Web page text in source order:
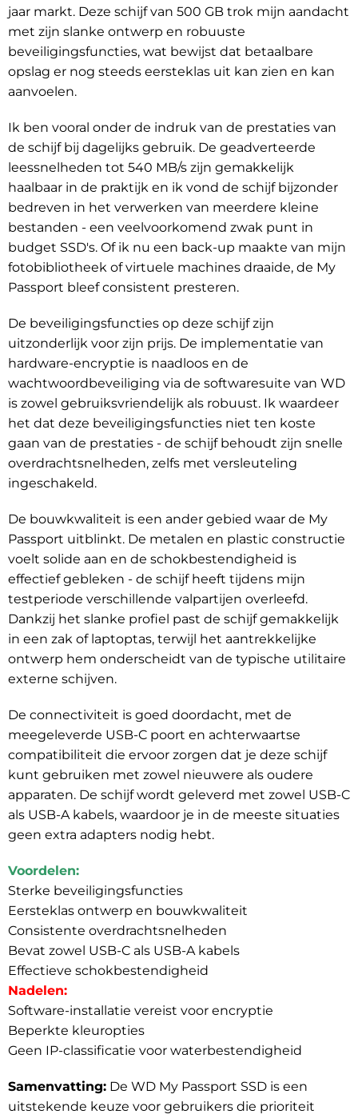
jaar markt. Deze schijf van 500 GB trok mijn aandacht
met zijn slanke ontwerp en robuuste
beveiligingsfuncties, wat bewijst dat betaalbare
opslag er nog steeds eersteklas uit kan zien en kan
aanvoelen.
Ik ben vooral onder de indruk van de prestaties van
de schijf bij dagelijks gebruik. De geadverteerde
leessnelheden tot 540 MB/s zijn gemakkelijk
haalbaar in de praktijk en ik vond de schijf bijzonder
bedreven in het verwerken van meerdere kleine
bestanden - een veelvoorkomend zwak punt in
budget SSD's. Of ik nu een back-up maakte van mijn
fotobibliotheek of virtuele machines draaide, de My
Passport bleef consistent presteren.
De beveiligingsfuncties op deze schijf zijn
uitzonderlijk voor zijn prijs. De implementatie van
hardware-encryptie is naadloos en de
wachtwoordbeveiliging via de softwaresuite van WD
is zowel gebruiksvriendelijk als robuust. Ik waardeer
het dat deze beveiligingsfuncties niet ten koste
gaan van de prestaties - de schijf behoudt zijn snelle
overdrachtsnelheden, zelfs met versleuteling
ingeschakeld.
De bouwkwaliteit is een ander gebied waar de My
Passport uitblinkt. De metalen en plastic constructie
voelt solide aan en de schokbestendigheid is
effectief gebleken - de schijf heeft tijdens mijn
testperiode verschillende valpartijen overleefd.
Dankzij het slanke profiel past de schijf gemakkelijk
in een zak of laptoptas, terwijl het aantrekkelijke
ontwerp hem onderscheidt van de typische utilitaire
externe schijven.
De connectiviteit is goed doordacht, met de
meegeleverde USB-C poort en achterwaartse
compatibiliteit die ervoor zorgen dat je deze schijf
kunt gebruiken met zowel nieuwere als oudere
apparaten. De schijf wordt geleverd met zowel USB-C
als USB-A kabels, waardoor je in de meeste situaties
geen extra adapters nodig hebt.
Voordelen:
Sterke beveiligingsfuncties
Eersteklas ontwerp en bouwkwaliteit
Consistente overdrachtsnelheden
Bevat zowel USB-C als USB-A kabels
Effectieve schokbestendigheid
Nadelen:
Software-installatie vereist voor encryptie
Beperkte kleuropties
Geen IP-classificatie voor waterbestendigheid
Samenvatting: De WD My Passport SSD is een
uitstekende keuze voor gebruikers die prioriteit